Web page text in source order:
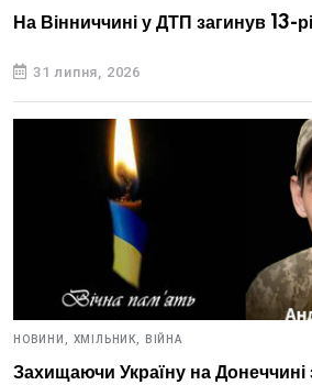
На Вінниччині у ДТП загинув 13-
31 липня, 2026
НОВИНИ, ХМІЛЬНИК, ВІЙНА
Захищаючи Україну на Донеччині